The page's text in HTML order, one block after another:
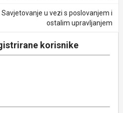
Savjetovanje u vezi s poslovanjem i
ostalim upravljanjem
korisnike